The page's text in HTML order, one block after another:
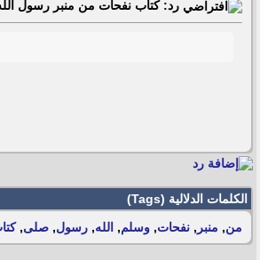
رد: كتاب نفحات من منبر رسول
الكلمات الدلالية (Tags)
من, منبر , نفحات, وسلم, الله, رسول, صلى,